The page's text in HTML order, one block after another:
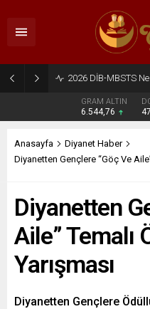
2026 DİB-MBSTS
GRAM ALTIN
6.544,76
Anasayfa
Diyanet Haber
Diyanetten Gençlere “Göç Ve
Diyanetten
Aile” Temalı
Yarışması
Diyanetten Gençlere